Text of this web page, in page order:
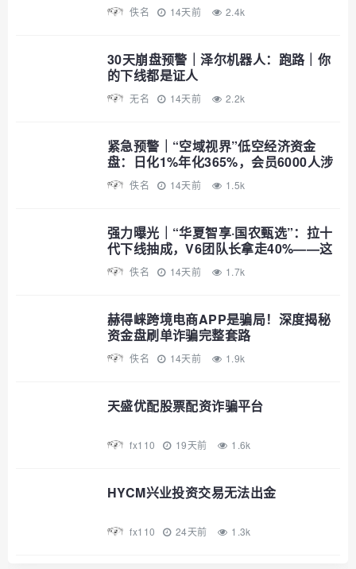
爆仓清零——提现？流水不足+账号异常
+直接封禁
佚名 14天前 2.4k
30天崩盘预警｜泽尔机器人：跑路｜你
的下线都是证人
无名 14天前 2.2k
紧急预警｜“空域视界”低空经济资金
盘：日化1%年化365%，会员6000人涉
案过亿，已开始单割封号——智航智引
怎么崩的，它就怎么崩
佚名 14天前 1.5k
强力曝光｜“华夏智享·国农甄选”：拉十
代下线抽成，V6团队长拿走40%——这
不是助农，这是传销
佚名 14天前 1.7k
赫得崃跨境电商APP是骗局！深度揭秘
资金盘刷单诈骗完整套路
佚名 14天前 1.9k
天盛优配股票配资诈骗平台
fx110 19天前 1.6k
HYCM兴业投资交易无法出金
fx110 24天前 1.3k